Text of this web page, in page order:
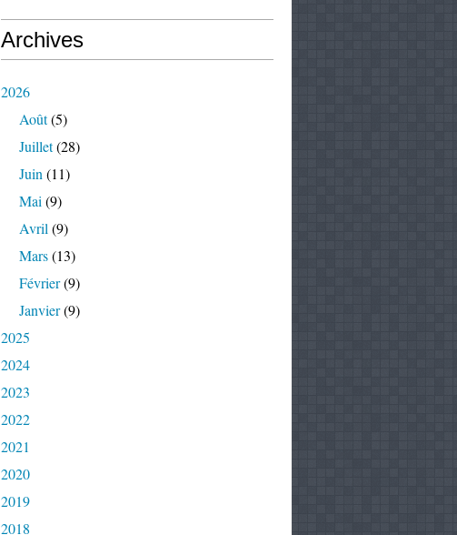
Archives
2026
Août(5)
Juillet(28)
Juin (11)
Mai (9)
Avril (9)
Mars(13)
Février(9)
Janvier(9)
2025
2024
2023
2022
2021
2020
2019
2018